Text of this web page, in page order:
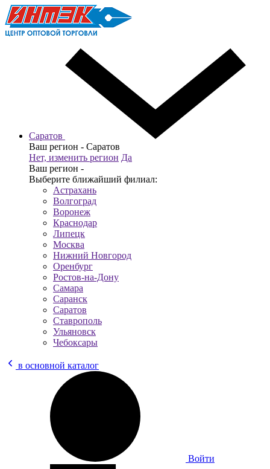
Саратов
Ваш регион - Саратов
Нет, изменить регион Да
Ваш регион -
Выберите ближайший филиал:
Астрахань
Волгоград
Воронеж
Краснодар
Липецк
Москва
Нижний Новгород
Оренбург
Ростов-на-Дону
Самара
Саранск
Саратов
Ставрополь
Ульяновск
Чебоксары
в основной каталог
Войти